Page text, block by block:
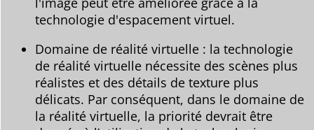
technologie d'espacement virtuel.
Domaine de réalité virtuelle : la technologie
de réalité virtuelle nécessite des scènes plus
réalistes et des détails de texture plus
délicats. Par conséquent, dans le domaine de
la réalité virtuelle, la priorité devrait être